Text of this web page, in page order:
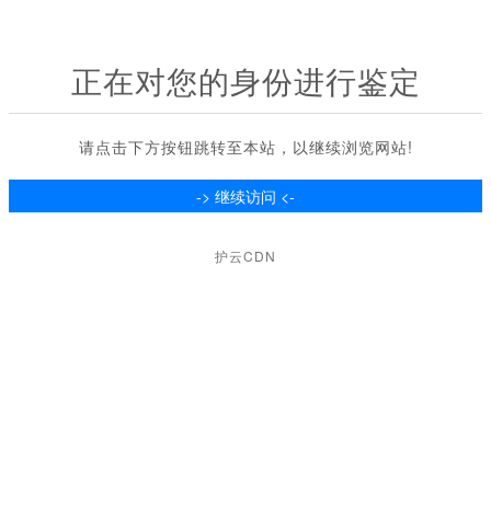
正在对您的身份进行鉴定
请点击下方按钮跳转至本站，以继续浏览网站!
护云CDN